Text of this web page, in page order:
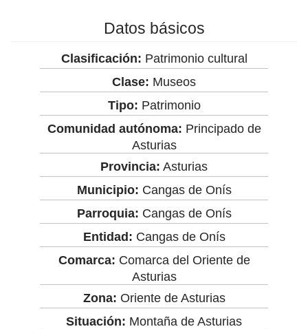
Datos básicos
Clasificación: Patrimonio cultural
Clase: Museos
Tipo: Patrimonio
Comunidad autónoma: Principado de
Asturias
Provincia: Asturias
Municipio: Cangas de Onís
Parroquia: Cangas de Onís
Entidad: Cangas de Onís
Comarca: Comarca del Oriente de
Asturias
Zona: Oriente de Asturias
Situación: Montaña de Asturias